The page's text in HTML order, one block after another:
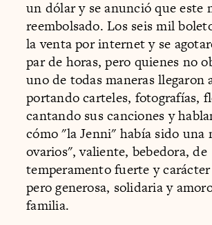
un dólar y se anunció que este
reembolsado. Los seis mil
la venta por internet y se
par de horas, pero quienes no
uno de todas maneras llegaron
portando carteles, fotografías,
cantando sus canciones y
cómo "la Jenni" había sido una
ovarios", valiente, bebedora, de
temperamento fuerte y
pero generosa, solidaria y
familia.